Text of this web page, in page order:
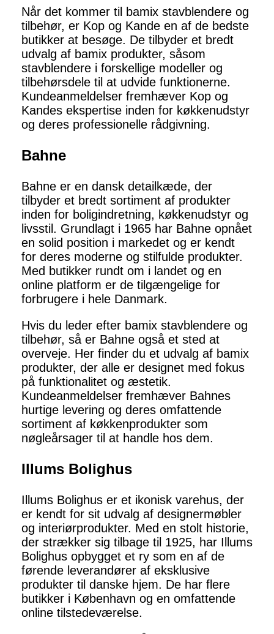
Når det kommer til bamix stavblendere og
tilbehør, er Kop og Kande en af de bedste
butikker at besøge. De tilbyder et bredt
udvalg af bamix produkter, såsom
stavblendere i forskellige modeller og
tilbehørsdele til at udvide funktionerne.
Kundeanmeldelser fremhæver Kop og
Kandes ekspertise inden for køkkenudstyr
og deres professionelle rådgivning.
Bahne
Bahne er en dansk detailkæde, der
tilbyder et bredt sortiment af produkter
inden for boligindretning, køkkenudstyr og
livsstil. Grundlagt i 1965 har Bahne opnået
en solid position i markedet og er kendt
for deres moderne og stilfulde produkter.
Med butikker rundt om i landet og en
online platform er de tilgængelige for
forbrugere i hele Danmark.
Hvis du leder efter bamix stavblendere og
tilbehør, så er Bahne også et sted at
overveje. Her finder du et udvalg af bamix
produkter, der alle er designet med fokus
på funktionalitet og æstetik.
Kundeanmeldelser fremhæver Bahnes
hurtige levering og deres omfattende
sortiment af køkkenprodukter som
nøgleårsager til at handle hos dem.
Illums Bolighus
Illums Bolighus er et ikonisk varehus, der
er kendt for sit udvalg af designermøbler
og interiørprodukter. Med en stolt historie,
der strækker sig tilbage til 1925, har Illums
Bolighus opbygget et ry som en af de
førende leverandører af eksklusive
produkter til danske hjem. De har flere
butikker i København og en omfattende
online tilstedeværelse.